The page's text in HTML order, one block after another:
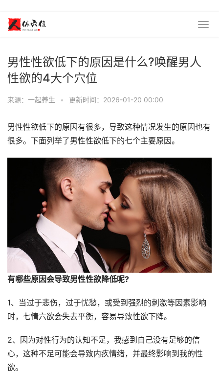
男性性欲低下的原因是什么?唤醒男人
性欲的4大个穴位
来源：一起养生 • 更新时间：2026-01-20 00:00
男性性欲低下的原因有很多，导致这种情况发生的原因也有
很多。下面列举了男性性欲低下的七个主要原因。
有哪些原因会导致男性性欲降低呢?
1、当过于悲伤，过于忧愁，或受到强烈的刺激等因素影响
时，七情六欲会失去平衡，容易导致性欲下降。
2、因为对性行为的认知不足，我感到自己没有足够的信
心，这种不足可能会导致内疚情绪，并最终影响到我的性
欲。